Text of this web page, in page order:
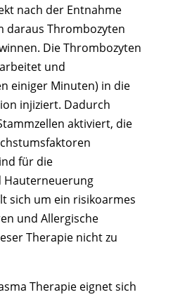
nach der Entnahme
daraus Thrombozyten
Die Thrombozyten
und
einiger Minuten) in die
injiziert. Dadurch
aktiviert, die
für die
Hauterneuerung
sich um ein risikoarmes
und Allergische
Therapie nicht zu
Therapie eignet sich